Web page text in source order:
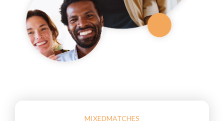
MIXEDMATCHES